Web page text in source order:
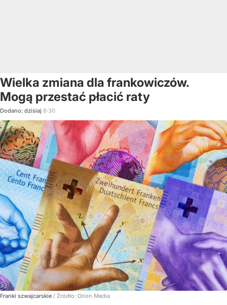
Wielka zmiana dla frankowiczów.
Mogą przestać płacić raty
Dodano: dzisiaj 6:30
Franki szwajcarskie / Źródło: Orion Media